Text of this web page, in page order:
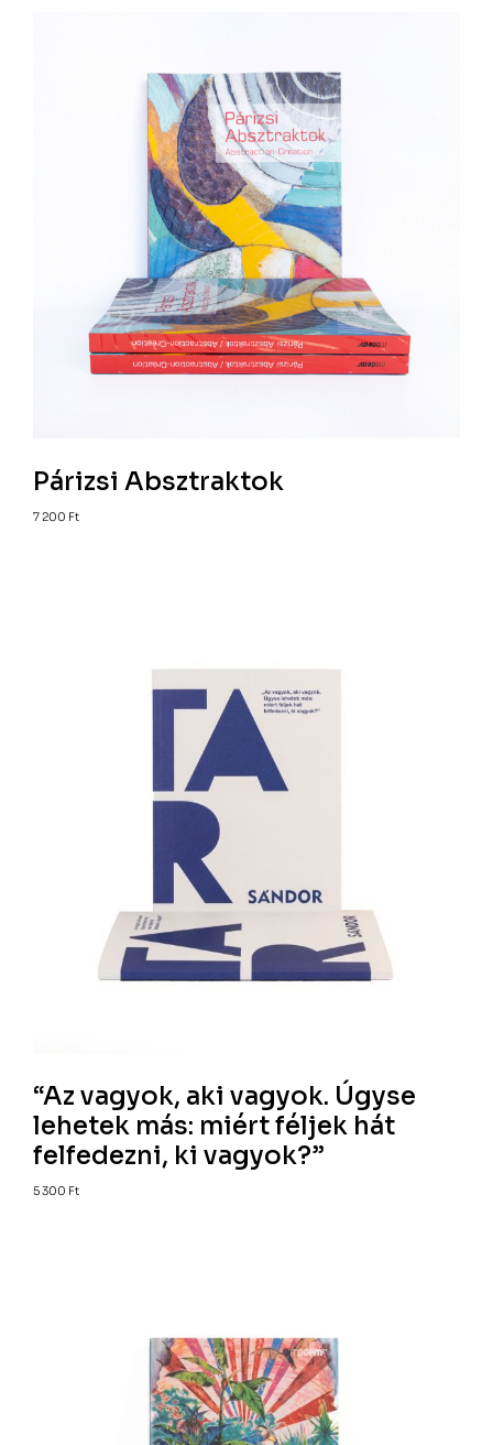
Párizsi Absztraktok
7 200 Ft
“Az vagyok, aki vagyok. Úgyse
lehetek más: miért féljek hát
felfedezni, ki vagyok?”
5 300 Ft